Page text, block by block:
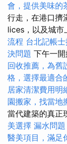
會，提供美味的
行走，在港口擠
lices，以及城市
流程 台北記帳
決問題 下午一
回收推薦，為舊
格，選擇最適合
居家清潔費用明
園搬家，找當地
當代建築的真正
美選擇 漏水問
醫美項目，滿足